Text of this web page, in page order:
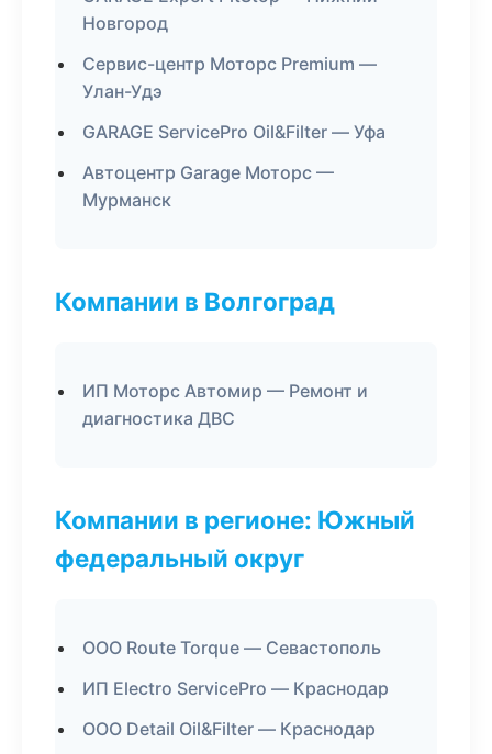
Новгород
Сервис-центр Моторс Premium —
Улан-Удэ
GARAGE ServicePro Oil&Filter — Уфа
Автоцентр Garage Моторс —
Мурманск
Компании в Волгоград
ИП Моторс Автомир — Ремонт и
диагностика ДВС
Компании в регионе: Южный
федеральный округ
ООО Route Torque — Севастополь
ИП Electro ServicePro — Краснодар
ООО Detail Oil&Filter — Краснодар